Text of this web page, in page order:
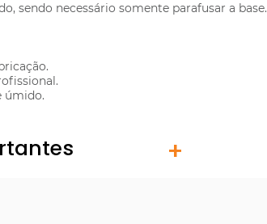
sendo necessário somente parafusar a base.
úmido.